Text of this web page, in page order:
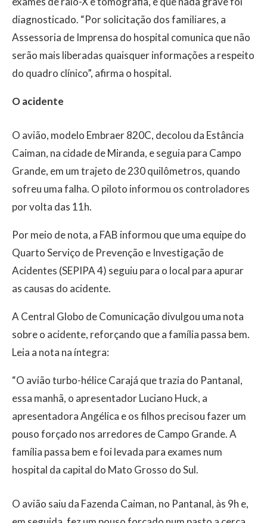
diagnosticado. “Por solicitação dos familiares, a
Assessoria de Imprensa do hospital comunica que não
serão mais liberadas quaisquer informações a respeito
do quadro clínico”, afirma o hospital.
O acidente
O avião, modelo Embraer 820C, decolou da Estância
Caiman, na cidade de Miranda, e seguia para Campo
Grande, em um trajeto de 230 quilômetros, quando
sofreu uma falha. O piloto informou os controladores
por volta das 11h.
Por meio de nota, a FAB informou que uma equipe do
Quarto Serviço de Prevenção e Investigação de
Acidentes (SEPIPA 4) seguiu para o local para apurar
as causas do acidente.
A Central Globo de Comunicação divulgou uma nota
sobre o acidente, reforçando que a família passa bem.
Leia a nota na íntegra:
“O avião turbo-hélice Carajá que trazia do Pantanal,
essa manhã, o apresentador Luciano Huck, a
apresentadora Angélica e os filhos precisou fazer um
pouso forçado nos arredores de Campo Grande. A
família passa bem e foi levada para exames num
hospital da capital do Mato Grosso do Sul.
O avião saiu da Fazenda Caiman, no Pantanal, às 9h e,